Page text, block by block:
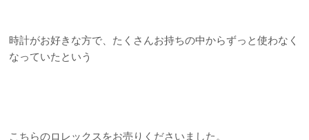
時計がお好きな方で、たくさんお持ちの中からずっと使わなく
なっていたという
こちらのロレックスをお売りくださいました。